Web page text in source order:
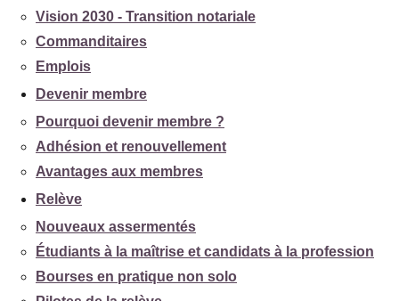
Vision 2030 - Transition notariale
Commanditaires
Emplois
Devenir membre
Pourquoi devenir membre ?
Adhésion et renouvellement
Avantages aux membres
Relève
Nouveaux assermentés
Étudiants à la maîtrise et candidats à la profession
Bourses en pratique non solo